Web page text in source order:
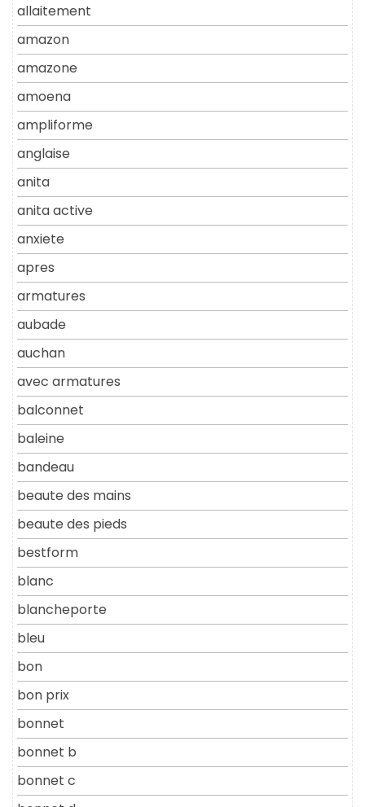
allaitement
amazon
amazone
amoena
ampliforme
anglaise
anita
anita active
anxiete
apres
armatures
aubade
auchan
avec armatures
balconnet
baleine
bandeau
beaute des mains
beaute des pieds
bestform
blanc
blancheporte
bleu
bon
bon prix
bonnet
bonnet b
bonnet c